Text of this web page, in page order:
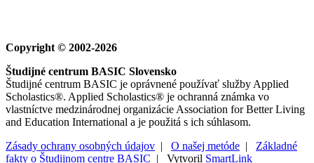
Copyright © 2002-2026
Študijné centrum BASIC Slovensko
Študijné centrum BASIC je oprávnené používať služby Applied
Scholastics®. Applied Scholastics® je ochranná známka vo
vlastníctve medzinárodnej organizácie Association for Better Living
and Education International a je použitá s ich súhlasom.
Zásady ochrany osobných údajov | O našej metóde | Základné
fakty o Študijnom centre BASIC | Vytvoril SmartLink